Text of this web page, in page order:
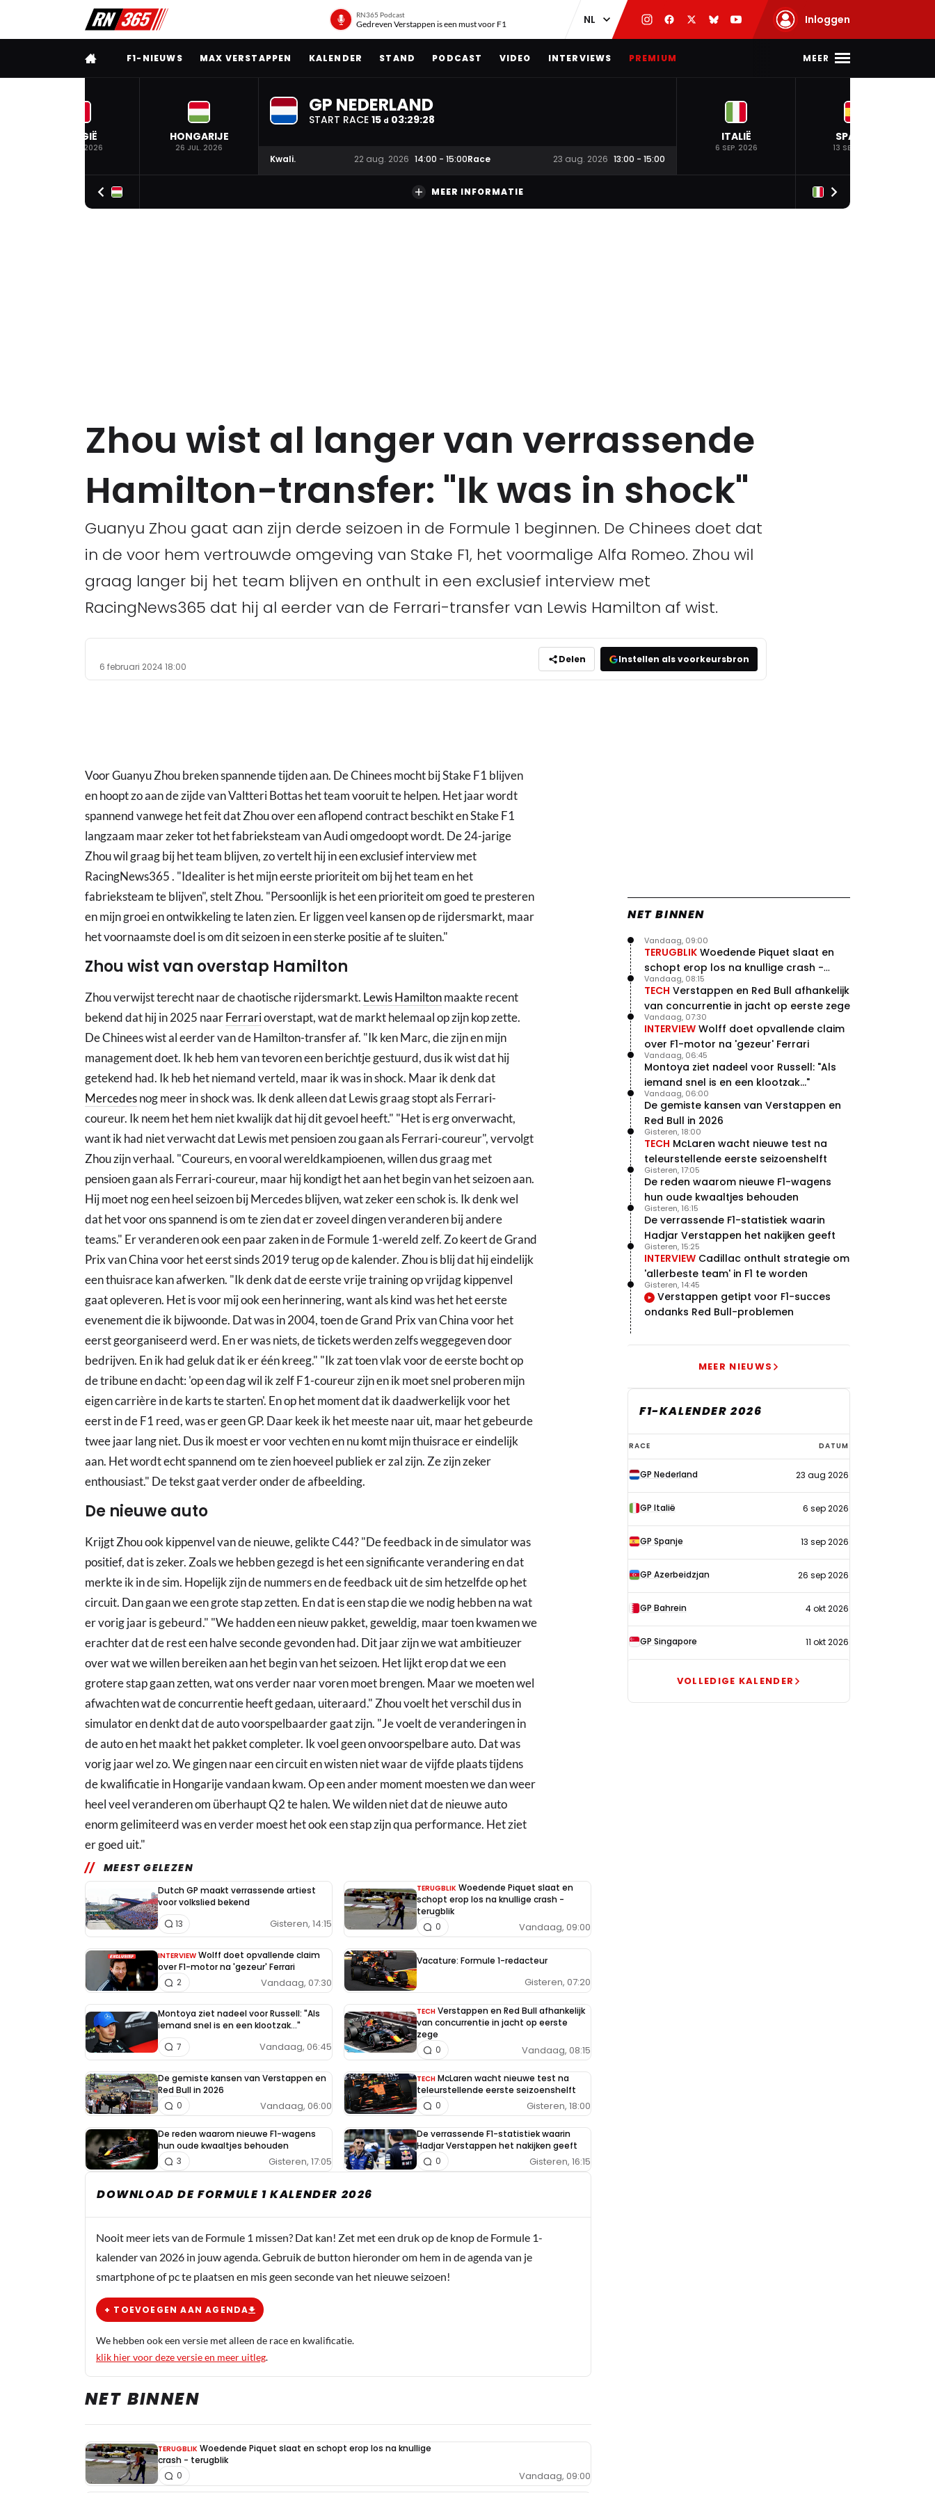
RN365 Podcast
Gedreven Verstappen is een must voor F1 Inloggen
VOLLEDIG MENU
F1-NIEUWS MAX VERSTAPPEN KALENDER STAND PODCAST VIDEO INTERVIEWS PREMIUM MEER
BELGIË
19 JUL. 2026
HONGARIJE
26 JUL. 2026
GP NEDERLAND
START RACE 15 d 03:29:28
Kwali. 22 aug. 2026 14:00 - 15:00Race 23 aug. 2026 13:00 - 15:00
ITALIË
6 SEP. 2026
SPANJE
13 SEP. 2026
MEER INFORMATIE
Zhou wist al langer van verrassende
Hamilton-transfer: "Ik was in shock"
Guanyu Zhou gaat aan zijn derde seizoen in de Formule 1 beginnen. De Chinees doet dat
in de voor hem vertrouwde omgeving van Stake F1, het voormalige Alfa Romeo. Zhou wil
graag langer bij het team blijven en onthult in een exclusief interview met
RacingNews365 dat hij al eerder van de Ferrari-transfer van Lewis Hamilton af wist.
6 februari 2024 18:00
Delen Instellen als voorkeursbron
Voor Guanyu Zhou breken spannende tijden aan. De Chinees mocht bij Stake F1 blijven
en hoopt zo aan de zijde van Valtteri Bottas het team vooruit te helpen. Het jaar wordt
spannend vanwege het feit dat Zhou over een aflopend contract beschikt en Stake F1
langzaam maar zeker tot het fabrieksteam van Audi omgedoopt wordt. De 24-jarige
Zhou wil graag bij het team blijven, zo vertelt hij in een exclusief interview met
RacingNews365 . "Idealiter is het mijn eerste prioriteit om bij het team en het
fabrieksteam te blijven", stelt Zhou. "Persoonlijk is het een prioriteit om goed te presteren
en mijn groei en ontwikkeling te laten zien. Er liggen veel kansen op de rijdersmarkt, maar
het voornaamste doel is om dit seizoen in een sterke positie af te sluiten."
Zhou wist van overstap Hamilton
Zhou verwijst terecht naar de chaotische rijdersmarkt. Lewis Hamiltonmaakte recent
bekend dat hij in 2025 naarFerrarioverstapt, wat de markt helemaal op zijn kop zette.
De Chinees wist al eerder van de Hamilton-transfer af. "Ik ken Marc, die zijn en mijn
management doet. Ik heb hem van tevoren een berichtje gestuurd, dus ik wist dat hij
getekend had. Ik heb het niemand verteld, maar ik was in shock. Maar ik denk dat
Mercedesnog meer in shock was. Ik denk alleen dat Lewis graag stopt als Ferrari-
coureur. Ik neem het hem niet kwalijk dat hij dit gevoel heeft." "Het is erg onverwacht,
want ik had niet verwacht dat Lewis met pensioen zou gaan als Ferrari-coureur", vervolgt
Zhou zijn verhaal. "Coureurs, en vooral wereldkampioenen, willen dus graag met
pensioen gaan als Ferrari-coureur, maar hij kondigt het aan het begin van het seizoen aan.
Hij moet nog een heel seizoen bij Mercedes blijven, wat zeker een schok is. Ik denk wel
dat het voor ons spannend is om te zien dat er zoveel dingen veranderen bij andere
teams." Er veranderen ook een paar zaken in de Formule 1-wereld zelf. Zo keert de Grand
Prix van China voor het eerst sinds 2019 terug op de kalender. Zhou is blij dat hij eindelijk
een thuisrace kan afwerken. "Ik denk dat de eerste vrije training op vrijdag kippenvel
gaat opleveren. Het is voor mij ook een herinnering, want als kind was het het eerste
evenement die ik bijwoonde. Dat was in 2004, toen de Grand Prix van China voor het
eerst georganiseerd werd. En er was niets, de tickets werden zelfs weggegeven door
bedrijven. En ik had geluk dat ik er één kreeg." "Ik zat toen vlak voor de eerste bocht op
de tribune en dacht: 'op een dag wil ik zelf F1-coureur zijn en ik moet snel proberen mijn
eigen carrière in de karts te starten'. En op het moment dat ik daadwerkelijk voor het
eerst in de F1 reed, was er geen GP. Daar keek ik het meeste naar uit, maar het gebeurde
twee jaar lang niet. Dus ik moest er voor vechten en nu komt mijn thuisrace er eindelijk
aan. Het wordt echt spannend om te zien hoeveel publiek er zal zijn. Ze zijn zeker
enthousiast." De tekst gaat verder onder de afbeelding.
De nieuwe auto
Krijgt Zhou ook kippenvel van de nieuwe, gelikte C44? "De feedback in de simulator was
positief, dat is zeker. Zoals we hebben gezegd is het een significante verandering en dat
merkte ik in de sim. Hopelijk zijn de nummers en de feedback uit de sim hetzelfde op het
circuit. Dan gaan we een grote stap zetten. En dat is een stap die we nodig hebben na wat
er vorig jaar is gebeurd." "We hadden een nieuw pakket, geweldig, maar toen kwamen we
erachter dat de rest een halve seconde gevonden had. Dit jaar zijn we wat ambitieuzer
over wat we willen bereiken aan het begin van het seizoen. Het lijkt erop dat we een
grotere stap gaan zetten, wat ons verder naar voren moet brengen. Maar we moeten wel
afwachten wat de concurrentie heeft gedaan, uiteraard." Zhou voelt het verschil dus in
simulator en denkt dat de auto voorspelbaarder gaat zijn. "Je voelt de veranderingen in
de auto en het maakt het pakket completer. Ik voel geen onvoorspelbare auto. Dat was
vorig jaar wel zo. We gingen naar een circuit en wisten niet waar de vijfde plaats tijdens
de kwalificatie in Hongarije vandaan kwam. Op een ander moment moesten we dan weer
heel veel veranderen om überhaupt Q2 te halen. We wilden niet dat de nieuwe auto
enorm gelimiteerd was en verder moest het ook een stap zijn qua performance. Het ziet
er goed uit."
MEEST GELEZEN
Dutch GP maakt verrassende artiest
voor volkslied bekend
Gisteren, 14:15
13
TERUGBLIK Woedende Piquet slaat en
schopt erop los na knullige crash -
terugblik
Vandaag, 09:00
0
INTERVIEW Wolff doet opvallende claim
over F1-motor na 'gezeur' Ferrari
Vandaag, 07:30
2
Vacature: Formule 1-redacteur
Gisteren, 07:20
Montoya ziet nadeel voor Russell: "Als
iemand snel is en een klootzak..."
Vandaag, 06:45
7
TECH Verstappen en Red Bull afhankelijk
van concurrentie in jacht op eerste
zege
Vandaag, 08:15
0
De gemiste kansen van Verstappen en
Red Bull in 2026
Vandaag, 06:00
0
TECH McLaren wacht nieuwe test na
teleurstellende eerste seizoenshelft
Gisteren, 18:00
0
De reden waarom nieuwe F1-wagens
hun oude kwaaltjes behouden
Gisteren, 17:05
3
De verrassende F1-statistiek waarin
Hadjar Verstappen het nakijken geeft
Gisteren, 16:15
0
DOWNLOAD DE FORMULE 1 KALENDER 2026
Nooit meer iets van de Formule 1 missen? Dat kan! Zet met een druk op de knop de Formule 1-
kalender van 2026 in jouw agenda. Gebruik de button hieronder om hem in de agenda van je
smartphone of pc te plaatsen en mis geen seconde van het nieuwe seizoen!
+ TOEVOEGEN AAN AGENDA
We hebben ook een versie met alleen de race en kwalificatie.
klik hier voor deze versie en meer uitleg.
NET BINNEN
TERUGBLIK Woedende Piquet slaat en schopt erop los na knullige
crash - terugblik
Vandaag, 09:00
0
NET BINNEN
TERUGBLIK Woedende Piquet slaat en
schopt erop los na knullige crash -
terugblik
Vandaag, 09:00
TECH Verstappen en Red Bull afhankelijk
van concurrentie in jacht op eerste zege
Vandaag, 08:15
INTERVIEW Wolff doet opvallende claim
over F1-motor na 'gezeur' Ferrari
Vandaag, 07:30
Montoya ziet nadeel voor Russell: "Als
iemand snel is en een klootzak..."
Vandaag, 06:45
De gemiste kansen van Verstappen en
Red Bull in 2026
Vandaag, 06:00
TECH McLaren wacht nieuwe test na
teleurstellende eerste seizoenshelft
Gisteren, 18:00
De reden waarom nieuwe F1-wagens
hun oude kwaaltjes behouden
Gisteren, 17:05
De verrassende F1-statistiek waarin
Hadjar Verstappen het nakijken geeft
Gisteren, 16:15
INTERVIEW Cadillac onthult strategie om
'allerbeste team' in F1 te worden
Gisteren, 15:25
Verstappen getipt voor F1-succes
ondanks Red Bull-problemen
Gisteren, 14:45
MEER NIEUWS
F1-KALENDER 2026
F1-
kalender
2026
RACE DATUM
GP Nederland 23 aug 2026
GP Italië 6 sep 2026
GP Spanje 13 sep 2026
GP Azerbeidzjan 26 sep 2026
GP Bahrein 4 okt 2026
GP Singapore 11 okt 2026
VOLLEDIGE KALENDER